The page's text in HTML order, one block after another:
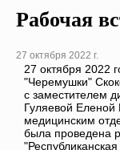
Рабочая
27 октября 2022 г.
27 октября 2022
"Черемушки"
с заместителем
Гуляевой
медицинским
была проведена